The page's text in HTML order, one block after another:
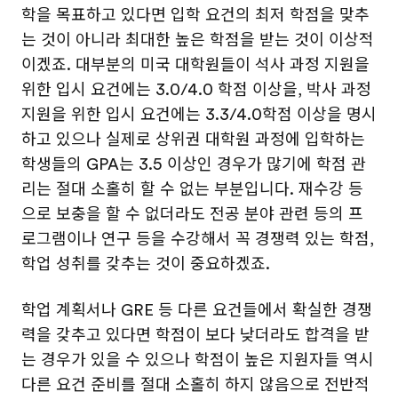
학을 목표하고 있다면 입학 요건의 최저 학점을 맞추
는 것이 아니라 최대한 높은 학점을 받는 것이 이상적
이겠죠. 대부분의 미국 대학원들이 석사 과정 지원을
위한 입시 요건에는 3.0/4.0 학점 이상을, 박사 과정
지원을 위한 입시 요건에는 3.3/4.0학점 이상을 명시
하고 있으나 실제로 상위권 대학원 과정에 입학하는
학생들의 GPA는 3.5 이상인 경우가 많기에 학점 관
리는 절대 소홀히 할 수 없는 부분입니다. 재수강 등
으로 보충을 할 수 없더라도 전공 분야 관련 등의 프
로그램이나 연구 등을 수강해서 꼭 경쟁력 있는 학점,
학업 성취를 갖추는 것이 중요하겠죠.
학업 계획서나 GRE 등 다른 요건들에서 확실한 경쟁
력을 갖추고 있다면 학점이 보다 낮더라도 합격을 받
는 경우가 있을 수 있으나 학점이 높은 지원자들 역시
다른 요건 준비를 절대 소홀히 하지 않음으로 전반적